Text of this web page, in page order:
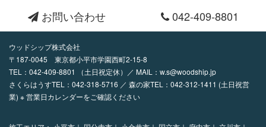
お問い合わせ 042-409-8801
ウッドシップ株式会社
〒187-0045 東京都小平市学園西町2-15-8
TEL： 042-409-8801 （土日祝定休）／ MAIL： w.s@woodship.jp
さくらはうすTEL：042-318-5716 ／ 森の家TEL：042-312-1411 (土日祝営
業) ※ 営業日カレンダーをご確認ください